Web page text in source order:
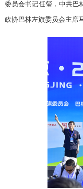
委员会书记任玺，中共巴
政协巴林左旗委员会主席